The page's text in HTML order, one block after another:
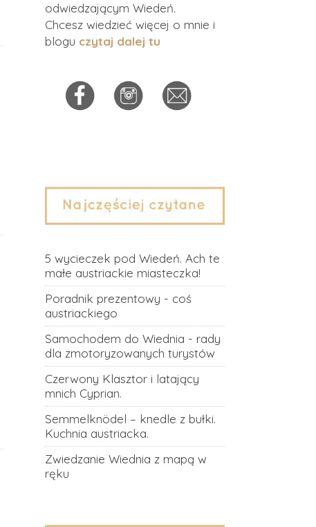
odwiedzającym Wiedeń.
Chcesz wiedzieć więcej o mnie i
blogu czytaj dalej tu
5 wycieczek pod Wiedeń. Ach te
małe austriackie miasteczka!
Poradnik prezentowy - coś
austriackiego
Samochodem do Wiednia - rady
dla zmotoryzowanych turystów
Czerwony Klasztor i latający
mnich Cyprian.
Semmelknödel – knedle z bułki.
Kuchnia austriacka.
Zwiedzanie Wiednia z mapą w
ręku